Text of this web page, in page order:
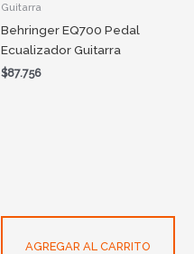
Guitarra
Behringer EQ700 Pedal
Ecualizador Guitarra
$87.756
AGREGAR AL CARRITO